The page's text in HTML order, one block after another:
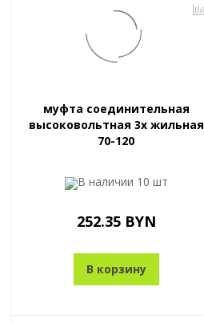
муфта соединительная
высоковольтная 3х жильная
70-120
В наличии 10 шт
252.35 BYN
В корзину